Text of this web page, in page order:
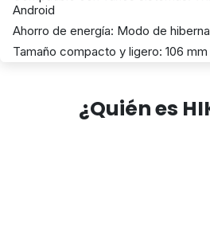
Android
Ahorro de energía: Modo de
Tamaño compacto y ligero: 106
¿Quién es